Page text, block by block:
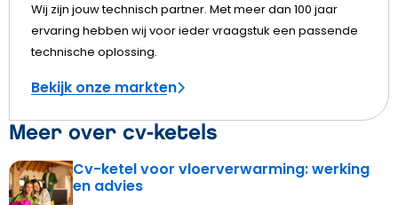
Wij zijn jouw technisch partner. Met meer dan 100 jaar
ervaring hebben wij voor ieder vraagstuk een passende
technische oplossing.
Bekijk onze markten
Meer over cv-ketels
Cv-ketel voor vloerverwarming: werking
en advies
Lees
meer